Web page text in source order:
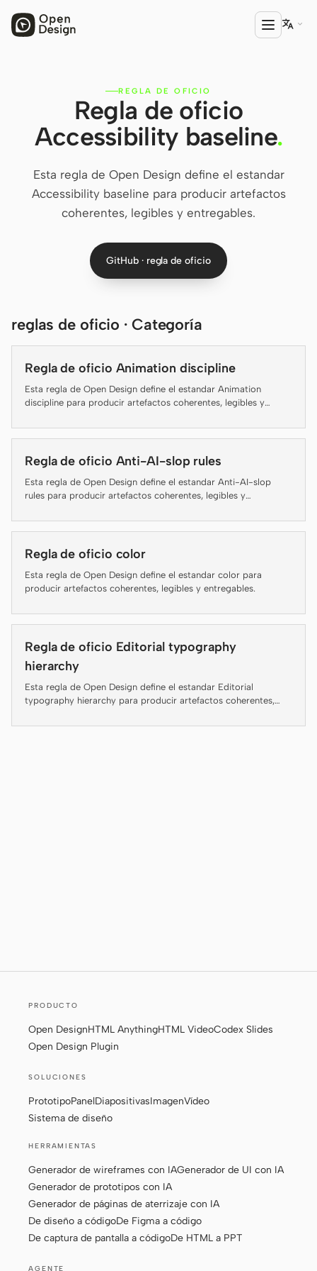
Open Design
HTML Anything
HTML Video
Codex Slides
Claude Code
OpenCode
Gemini CLI
Qwen Code
Grok Build
Kimi CLI
DeepSeek TUI
Trae CLI
Aider
Antigravity
DeepSeek Reasonix
Hermes
Prototipo Panel
Vídeo Sistema de diseño
Creador en solitario
Ingeniería Product Managers
HERRAMIENTAS
Generador de
wireframes con IA
Generador de prototipos
Generador de páginas

REGLA DE OFICIO
Regla de oficio
Accessibility baseline.
Esta regla de Open Design define el estandar
Accessibility baseline para producir artefactos
coherentes, legibles y entregables.
GitHub · regla de oficio
reglas de oficio · Categoría
Regla de oficio Animation discipline
Esta regla de Open Design define el estandar Animation
discipline para producir artefactos coherentes, legibles y
Regla de oficio Anti-AI-slop rules
Esta regla de Open Design define el estandar Anti-AI-slop
rules para producir artefactos coherentes, legibles y
Regla de oficio color
Esta regla de Open Design define el estandar color para
producir artefactos coherentes, legibles y entregables.
Regla de oficio Editorial typography
hierarchy
Esta regla de Open Design define el estandar Editorial
typography hierarchy para producir artefactos coherentes,
PRODUCTO
Open DesignHTML AnythingHTML VideoCodex Slides
Open Design Plugin
SOLUCIONES
PrototipoPanelDiapositivasImagenVídeo
Sistema de diseño
HERRAMIENTAS
Generador de wireframes con IAGenerador de UI con IA
Generador de prototipos con IA
Generador de páginas de aterrizaje con IA
De diseño a códigoDe Figma a código
De captura de pantalla a códigoDe HTML a PPT
AGENTE